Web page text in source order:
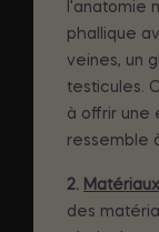
l'anatomie
phallique
veines, un
testicules.
à offrir une
ressemble
2. Matériaux
des